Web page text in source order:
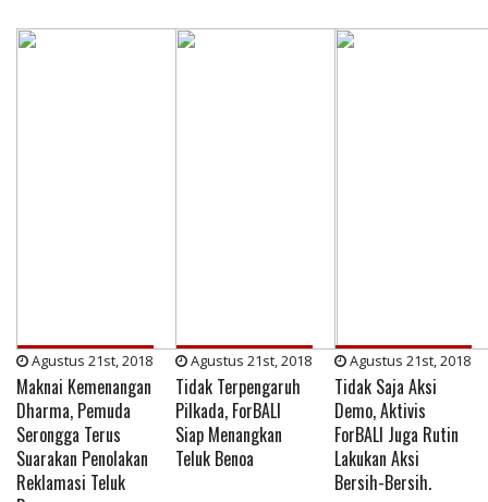
Agustus 21st, 2018
Maknai Kemenangan
Dharma, Pemuda
Serongga Terus
Suarakan Penolakan
Reklamasi Teluk
Agustus 21st, 2018
Tidak Terpengaruh
Pilkada, ForBALI
Siap Menangkan
Teluk Benoa
Agustus 21st, 2018
Tidak Saja Aksi
Demo, Aktivis
ForBALI Juga Rutin
Lakukan Aksi
Bersih-Bersih.